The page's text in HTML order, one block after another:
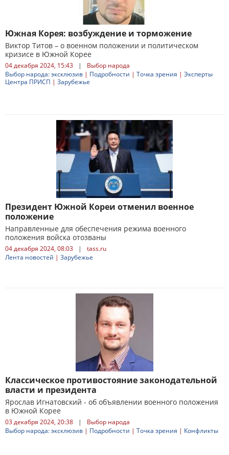
Южная Корея: возбуждение и торможение
Виктор Титов – о военном положении и политическом
кризисе в Южной Корее
04 декабря 2024, 15:43 |
Выбор народа
Выбор народа: эксклюзив | Подробности | Точка зрения | Эксперты
Центра ПРИСП | Зарубежье
Президент Южной Кореи отменил военное
положение
Направленные для обеспечения режима военного
положения войска отозваны
04 декабря 2024, 08:03 |
tass.ru
Лента новостей | Зарубежье
Классическое противостояние законодательной
власти и президента
Ярослав Игнатовский - об объявлении военного положения
в Южной Корее
03 декабря 2024, 20:38 |
Выбор народа
Выбор народа: эксклюзив | Подробности | Точка зрения | Конфликты